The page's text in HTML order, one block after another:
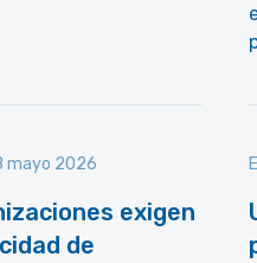
mayo 2026
exigen
de